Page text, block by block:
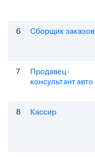
6 Сборщик заказов
7
Продавец-
консультант авто
8 Кассир